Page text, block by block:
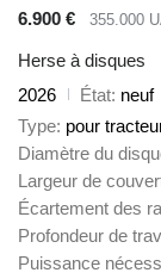
6.900 €
355.000
Herse à disques
2026
État neuf
Type pour
Diamètre du
Largeur de
Écartement des
Profondeur de
Puissance